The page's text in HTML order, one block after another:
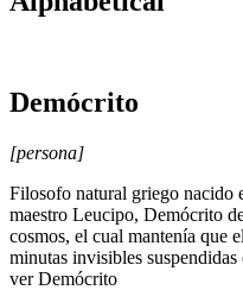
Demócrito
[persona]
Filosofo natural griego nacido
maestro Leucipo, Demócrito
cosmos, el cual mantenía que
minutas invisibles
ver Demócrito